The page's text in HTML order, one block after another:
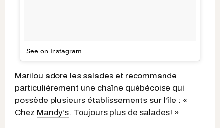
See on Instagram
Marilou adore les salades et recommande
particulièrement une chaîne québécoise qui
possède plusieurs établissements sur l'île : «
Chez Mandy’s. Toujours plus de salades! »